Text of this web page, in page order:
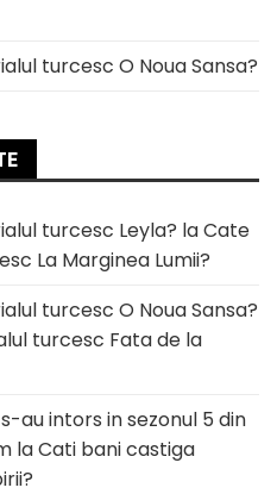
turcesc O Noua Sansa?
turcesc Leyla? laCate
La Marginea Lumii?
turcesc O Noua Sansa?
turcesc Fata de la
au intors in sezonul 5 din
laCati bani castiga